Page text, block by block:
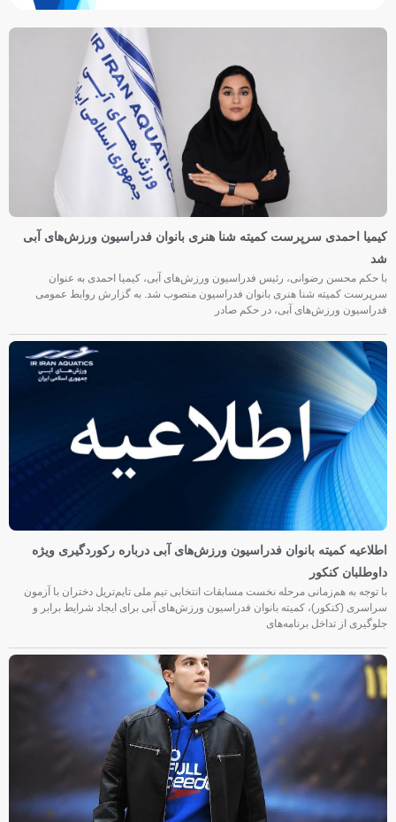
کیمیا احمدی سرپرست کمیته شنا هنری بانوان فدراسیون ورزش‌های آبی
شد
با حکم محسن رضوانی، رئیس فدراسیون ورزش‌های آبی، کیمیا احمدی به عنوان
سرپرست کمیته شنا هنری بانوان فدراسیون منصوب شد. به گزارش روابط عمومی
فدراسیون ورزش‌های آبی، در حکم صادر
اطلاعیه کمیته بانوان فدراسیون ورزش‌های آبی درباره رکوردگیری ویژه
داوطلبان کنکور
با توجه به هم‌زمانی مرحله نخست مسابقات انتخابی تیم ملی تایم‌تریل دختران با آزمون
سراسری (کنکور)، کمیته بانوان فدراسیون ورزش‌های آبی برای ایجاد شرایط برابر و
جلوگیری از تداخل برنامه‌های